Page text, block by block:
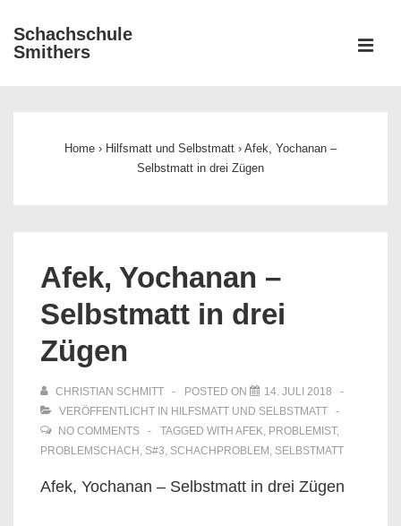
Zum
Inhalt
Schachschule
Smithers
Home › Hilfsmatt und Selbstmatt › Afek, Yochanan –
Selbstmatt in drei Zügen
Afek, Yochanan –
Selbstmatt in drei
Zügen
CHRISTIAN SCHMITT POSTED ON
14. JULI 2018
VERÖFFENTLICHT IN HILFSMATT UND SELBSTMATT
NO COMMENTS
TAGGED WITH AFEK, PROBLEMIST,
PROBLEMSCHACH , S#3, SCHACHPROBLEM , SELBSTMATT
Afek, Yochanan – Selbstmatt in drei Zügen